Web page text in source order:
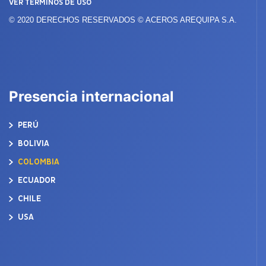
VER TÉRMINOS DE USO
© 2020 DERECHOS RESERVADOS © ACEROS AREQUIPA S.A.
Presencia internacional
PERÚ
BOLIVIA
COLOMBIA
ECUADOR
CHILE
USA